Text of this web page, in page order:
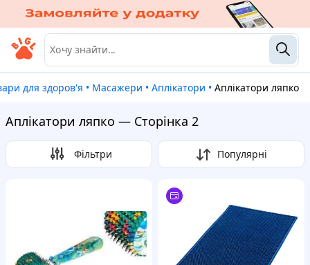
для здоров'я • Масажери • Аплікатори • Аплікатори ляпко
Аплікатори ляпко — Сторінка 2
Фільтри Популярні